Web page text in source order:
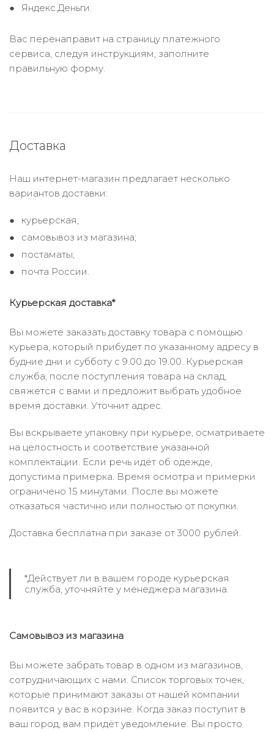
Яндекс.Деньги.
Вас перенаправит на страницу платежного
сервиса, следуя инструкциям, заполните
правильную форму.
Доставка
Наш интернет-магазин предлагает несколько
вариантов доставки:
курьерская;
самовывоз из магазина;
постаматы;
почта России.
Курьерская доставка*
Вы можете заказать доставку товара с помощью
курьера, который прибудет по указанному адресу в
будние дни и субботу с 9.00 до 19.00. Курьерская
служба, после поступления товара на склад,
свяжется с вами и предложит выбрать удобное
время доставки. Уточнит адрес.
Вы вскрываете упаковку при курьере, осматриваете
на целостность и соответствие указанной
комплектации. Если речь идёт об одежде,
допустима примерка. Время осмотра и примерки
ограничено 15 минутами. После вы можете
отказаться частично или полностью от покупки.
Доставка бесплатна при заказе от 3000 рублей.
*Действует ли в вашем городе курьерская
служба, уточняйте у менеджера магазина.
Самовывоз из магазина
Вы можете забрать товар в одном из магазинов,
сотрудничающих с нами. Список торговых точек,
которые принимают заказы от нашей компании
появится у вас в корзине. Когда заказ поступит в
ваш город, вам придёт уведомление. Вы просто